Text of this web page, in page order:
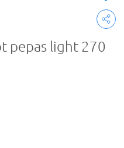
pepas light 270